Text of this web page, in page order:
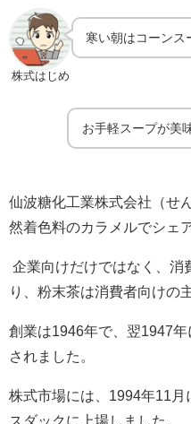
株式はじめ
寒い朝はコーンス
お手軽スープが美
仙波糖化工業株式会社（せ
然着色料のカラメルでシェ
企業向けだけではなく、消
り、粉末茶は消費者向けの
創業は1946年で、翌1947年
されました。
株式市場には、 1994年11 月
スダックに上場しました。